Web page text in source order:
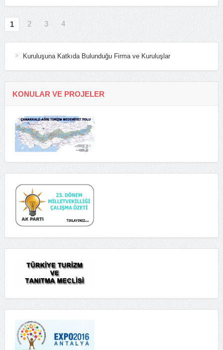
1 2 3 4
Kuruluşuna Katkıda Bulunduğu Firma ve Kuruluşlar
KONULAR VE PROJELER